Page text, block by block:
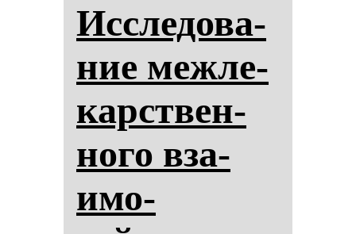
Ис­сле­до­ва­
ние меж­ле­
карствен­
но­го вза­
имо­